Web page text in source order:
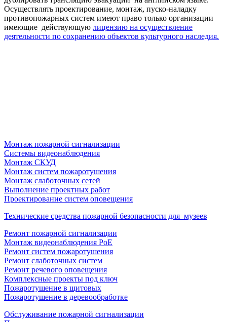
Осуществлять проектирование, монтаж, пуско-наладку
противопожарных систем имеют право только организации
имеющие действующую лицензию на осуществление
деятельности по сохранению объектов культурного наследия.
Монтаж пожарной сигнализации
Системы видеонаблюдения
Монтаж СКУД
Монтаж систем пожаротушения
Монтаж слаботочных сетей
Выполнение проектных работ
Проектирование систем оповещения
Технические средства пожарной безопасности для музеев
Ремонт пожарной сигнализации
Монтаж видеонаблюдения PoE
Ремонт систем пожаротушения
Ремонт слаботочных систем
Ремонт речевого оповещения
Комплексные проекты под ключ
Пожаротушение в щитовых
Пожаротушение в деревообработке
Обслуживание пожарной сигнализации